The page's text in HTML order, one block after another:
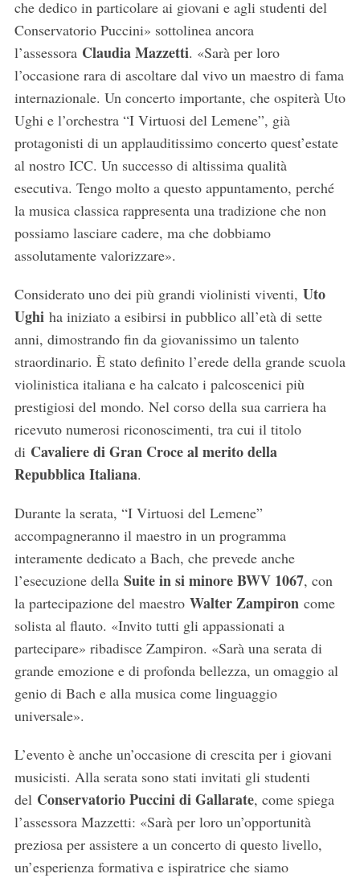
che dedico in particolare ai giovani e agli studenti del
Conservatorio Puccini» sottolinea ancora
l’assessora Claudia Mazzetti. «Sarà per loro
l’occasione rara di ascoltare dal vivo un maestro di fama
internazionale. Un concerto importante, che ospiterà Uto
Ughi e l’orchestra “I Virtuosi del Lemene”, già
protagonisti di un applauditissimo concerto quest’estate
al nostro ICC. Un successo di altissima qualità
esecutiva. Tengo molto a questo appuntamento, perché
la musica classica rappresenta una tradizione che non
possiamo lasciare cadere, ma che dobbiamo
assolutamente valorizzare».
Considerato uno dei più grandi violinisti viventi, Uto
Ughiha iniziato a esibirsi in pubblico all’età di sette
anni, dimostrando fin da giovanissimo un talento
straordinario. È stato definito l’erede della grande scuola
violinistica italiana e ha calcato i palcoscenici più
prestigiosi del mondo. Nel corso della sua carriera ha
ricevuto numerosi riconoscimenti, tra cui il titolo
di Cavaliere di Gran Croce al merito della
Repubblica Italiana.
Durante la serata, “I Virtuosi del Lemene”
accompagneranno il maestro in un programma
interamente dedicato a Bach, che prevede anche
l’esecuzione della Suite in si minore BWV 1067, con
la partecipazione del maestro Walter Zampironcome
solista al flauto. «Invito tutti gli appassionati a
partecipare» ribadisce Zampiron. «Sarà una serata di
grande emozione e di profonda bellezza, un omaggio al
genio di Bach e alla musica come linguaggio
universale».
L’evento è anche un’occasione di crescita per i giovani
musicisti. Alla serata sono stati invitati gli studenti
del Conservatorio Puccini di Gallarate, come spiega
l’assessora Mazzetti: «Sarà per loro un’opportunità
preziosa per assistere a un concerto di questo livello,
un’esperienza formativa e ispiratrice che siamo
S
e
r
c
f
o
r
: